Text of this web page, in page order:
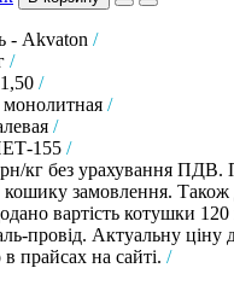
- Akvaton /
/
/
/
/
155 /
кг без урахування
замовлення. Також
вартість котушки
провід. Актуальну ціну
прайсах на сайті. /